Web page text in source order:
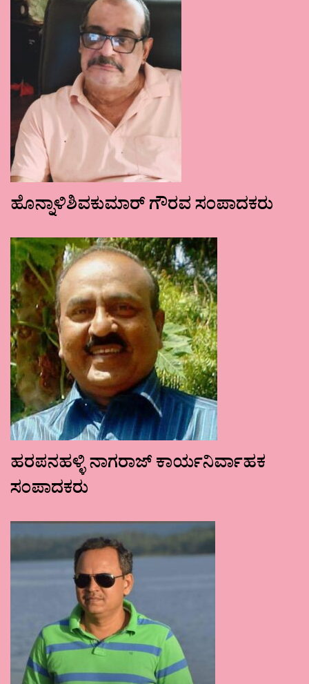
ಹೊನ್ನಾಳಿಶಿವಕುಮಾರ್ ಗೌರವ ಸಂಪಾದಕರು
ಹರಪನಹಳ್ಳಿ ನಾಗರಾಜ್ ಕಾರ್ಯನಿರ್ವಾಹಕ
ಸಂಪಾದಕರು